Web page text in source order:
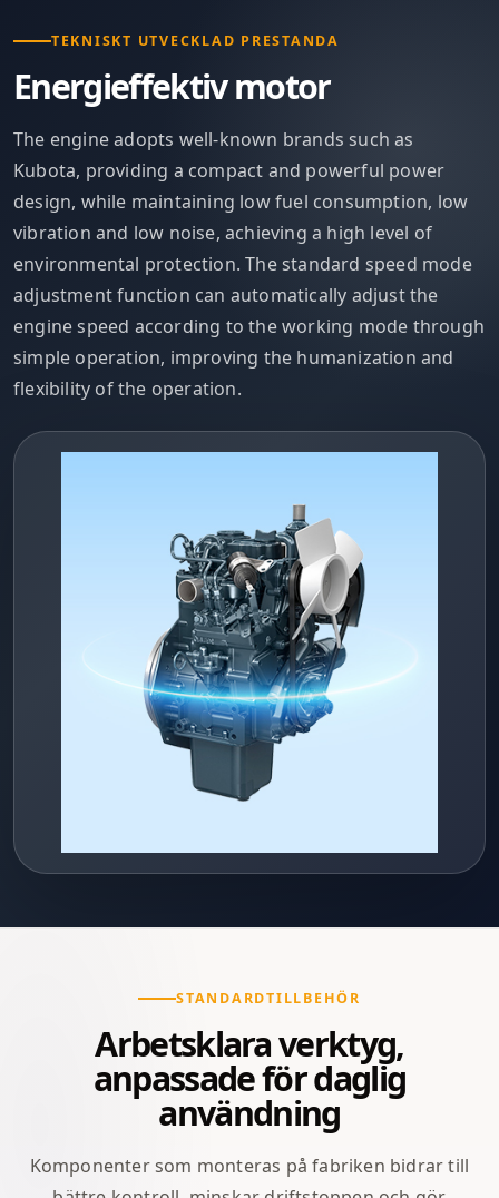
TEKNISKT UTVECKLAD PRESTANDA
Energieffektiv motor
The engine adopts well-known brands such as
Kubota, providing a compact and powerful power
design, while maintaining low fuel consumption, low
vibration and low noise, achieving a high level of
environmental protection. The standard speed mode
adjustment function can automatically adjust the
engine speed according to the working mode through
simple operation, improving the humanization and
flexibility of the operation.
STANDARDTILLBEHÖR
Arbetsklara verktyg,
anpassade för daglig
användning
Komponenter som monteras på fabriken bidrar till